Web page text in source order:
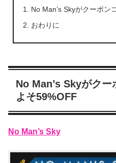
No Man’s Skyがクーポン
おわりに
No Man’s Skyがク
よそ59%OFF
No Man’s Sky